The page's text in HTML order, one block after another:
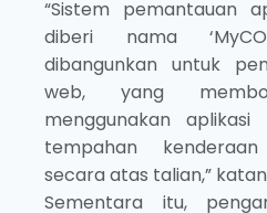
“Sistem pemantauan
diberi nama
dibangunkan untuk
web, yang
menggunakan
tempahan
secara atas talian,”
Sementara itu,